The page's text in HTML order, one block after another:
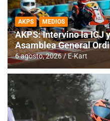
AKPS MEDIOS
AKPS: Intervino la IGJ
Asamblea General
6 agosto, 2026 E-Kart